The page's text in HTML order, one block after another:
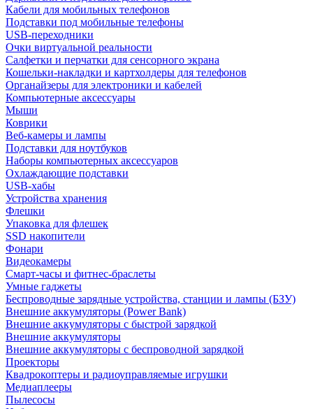
Кабели для мобильных телефонов
Подставки под мобильные телефоны
USB-переходники
Очки виртуальной реальности
Салфетки и перчатки для сенсорного экрана
Кошельки-накладки и картхолдеры для телефонов
Органайзеры для электроники и кабелей
Компьютерные аксессуары
Мыши
Коврики
Веб-камеры и лампы
Подставки для ноутбуков
Наборы компьютерных аксессуаров
Охлаждающие подставки
USB-хабы
Устройства хранения
Флешки
Упаковка для флешек
SSD накопители
Фонари
Видеокамеры
Смарт-часы и фитнес-браслеты
Умные гаджеты
Беспроводные зарядные устройства, станции и лампы (БЗУ)
Внешние аккумуляторы (Power Bank)
Внешние аккумуляторы с быстрой зарядкой
Внешние аккумуляторы
Внешние аккумуляторы с беспроводной зарядкой
Проекторы
Квадрокоптеры и радиоуправляемые игрушки
Медиаплееры
Пылесосы